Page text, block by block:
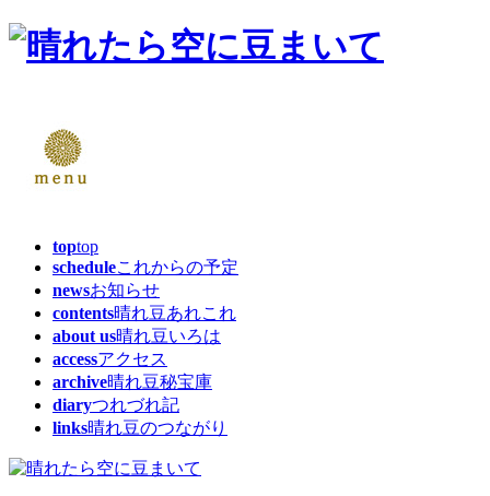
toptop
scheduleこれからの予定
newsお知らせ
contents晴れ豆あれこれ
about us晴れ豆いろは
accessアクセス
archive晴れ豆秘宝庫
diaryつれづれ記
links晴れ豆のつながり